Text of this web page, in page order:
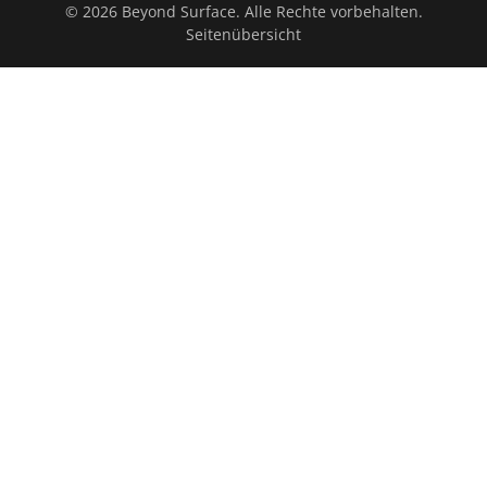
© 2026 Beyond Surface. Alle Rechte vorbehalten.
Seitenübersicht